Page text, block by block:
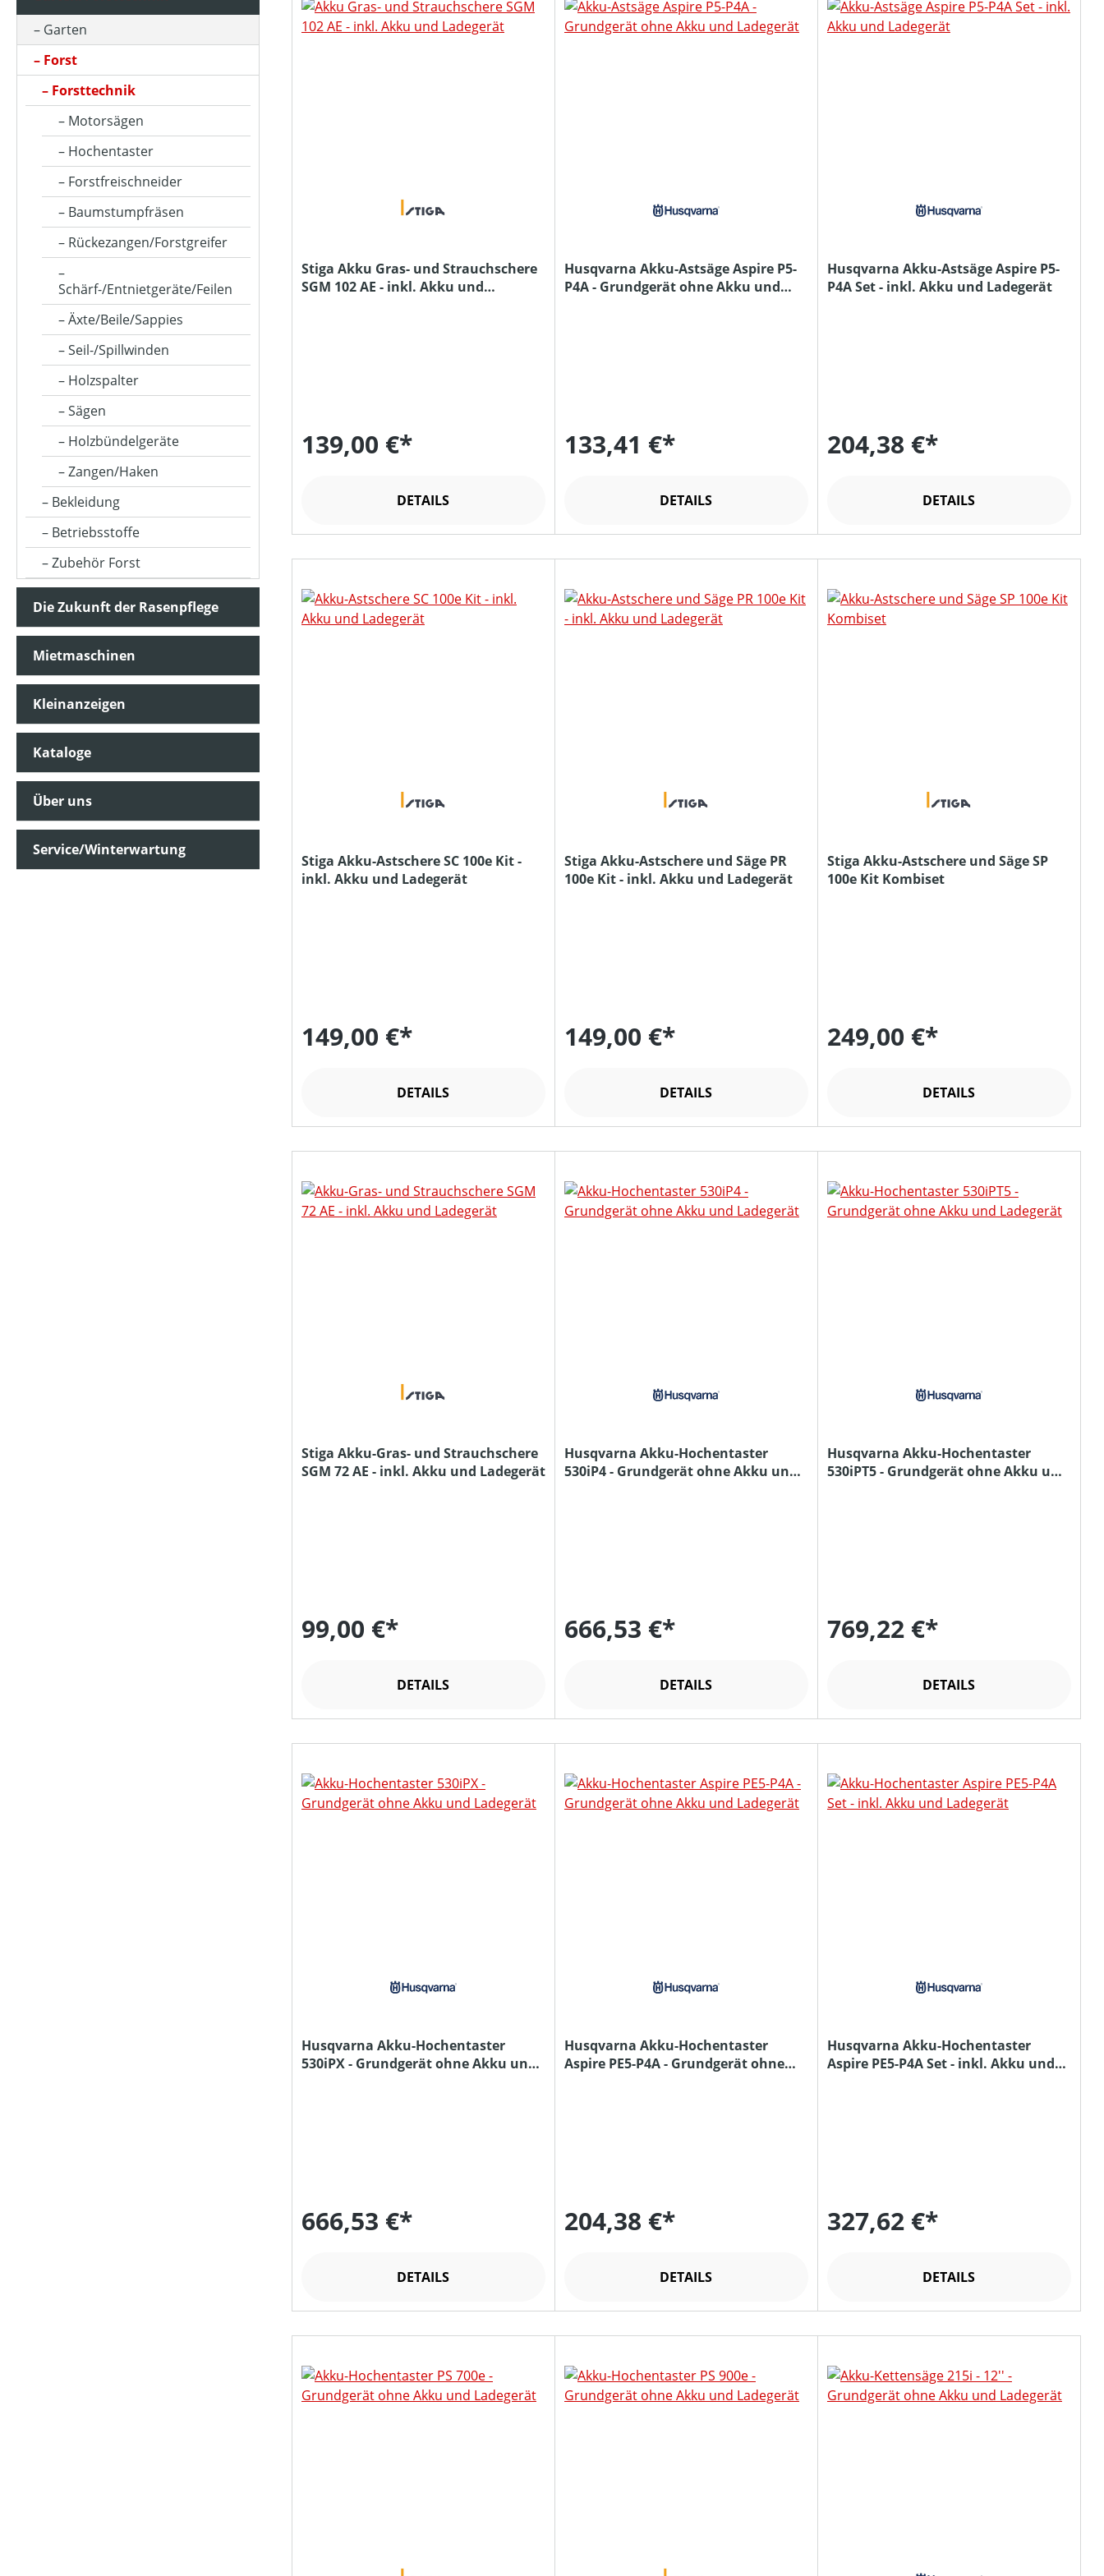
AKKUKAPAZITÄT (IN AH)
ARBEITSDRUCK (IN BAR)
ARBEITSHÖHE MIN-MAX (IN CM)
ARBEITSTIEFE (IN MM)
ARBEITSZEIT (IN MIN)
ASTSTÄRKE MAX (IN MM)
BEFESTIGUNG
BETRIEBSART
FARBE (GERÄT)
FASSUNGSVOLUMEN MAX (IN L)
GEEIGNET FÜR SÄGEKETTEN (IN ")
HUBRAUM (IN CM³)
KETTENLÄNGE (IN CM)
KETTENTEILUNG (IN ")
Garten
Forst
Forsttechnik
Motorsägen
Hochentaster
Forstfreischneider
Baumstumpfräsen
Rückezangen/Forstgreifer
Schärf-/Entnietgeräte/Feilen
Äxte/Beile/Sappies
Seil-/Spillwinden
Holzspalter
Sägen
Holzbündelgeräte
Zangen/Haken
Bekleidung
Betriebsstoffe
Zubehör Forst
Die Zukunft der Rasenpflege
Mietmaschinen
Kleinanzeigen
Kataloge
Über uns
Service/Winterwartung
Stiga Akku Gras- und Strauchschere
SGM 102 AE - inkl. Akku und
139,00 €*
DETAILS
Husqvarna Akku-Astsäge Aspire P5-
P4A - Grundgerät ohne Akku und
133,41 €*
DETAILS
Husqvarna Akku-Astsäge Aspire P5-
P4A Set - inkl. Akku und Ladegerät
204,38 €*
DETAILS
Stiga Akku-Astschere SC 100e Kit -
inkl. Akku und Ladegerät
149,00 €*
DETAILS
Stiga Akku-Astschere und Säge PR
100e Kit - inkl. Akku und Ladegerät
149,00 €*
DETAILS
Stiga Akku-Astschere und Säge SP
100e Kit Kombiset
249,00 €*
DETAILS
Stiga Akku-Gras- und Strauchschere
SGM 72 AE - inkl. Akku und Ladegerät
99,00 €*
DETAILS
Husqvarna Akku-Hochentaster
530iP4 - Grundgerät ohne Akku und
666,53 €*
DETAILS
Husqvarna Akku-Hochentaster
530iPT5 - Grundgerät ohne Akku und
769,22 €*
DETAILS
Husqvarna Akku-Hochentaster
530iPX - Grundgerät ohne Akku und
666,53 €*
DETAILS
Husqvarna Akku-Hochentaster
Aspire PE5-P4A - Grundgerät ohne
204,38 €*
DETAILS
Husqvarna Akku-Hochentaster
Aspire PE5-P4A Set - inkl. Akku und
327,62 €*
DETAILS